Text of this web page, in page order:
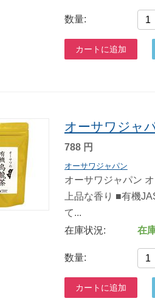
数量:
カートに追加
オーサワジャ
788 円
オーサワジャパン
オーサワジャパン
上品な香り ■有機
て...
在庫状況:
在
数量:
カートに追加